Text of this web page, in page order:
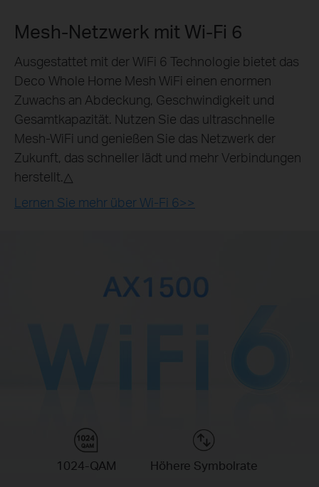
Mesh-Netzwerk mit Wi-Fi 6
Ausgestattet mit der WiFi 6 Technologie bietet das
Deco Whole Home Mesh WiFi einen enormen
Zuwachs an Abdeckung, Geschwindigkeit und
Gesamtkapazität. Nutzen Sie das ultraschnelle
Mesh-WiFi und genießen Sie das Netzwerk der
Zukunft, das schneller lädt und mehr Verbindungen
herstellt.△
Lernen Sie mehr über Wi-Fi 6>>
1024-QAM Höhere Symbolrate